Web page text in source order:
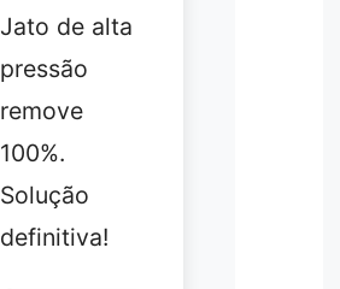
Jato de alta
pressão
remove
100%.
Solução
definitiva!